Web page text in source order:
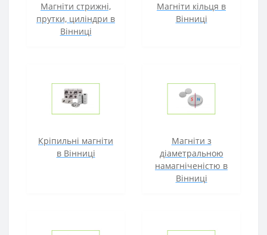
Магніти стрижні,
прутки, циліндри в
Вінниці
Магніти кільця в
Вінниці
Кріпильні магніти
в Вінниці
Магніти з
діаметральною
намагніченістю в
Вінниці